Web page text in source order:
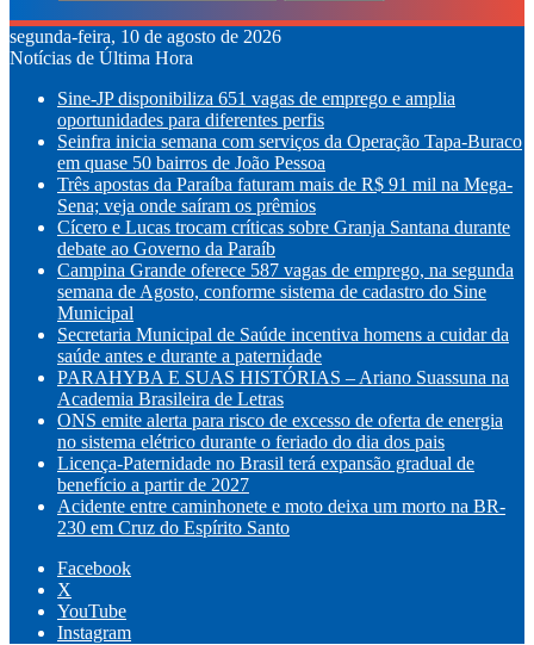
segunda-feira, 10 de agosto de 2026
Notícias de Última Hora
Sine-JP disponibiliza 651 vagas de emprego e amplia
oportunidades para diferentes perfis
Seinfra inicia semana com serviços da Operação Tapa-Buraco
em quase 50 bairros de João Pessoa
Três apostas da Paraíba faturam mais de R$ 91 mil na Mega-
Sena; veja onde saíram os prêmios
Cícero e Lucas trocam críticas sobre Granja Santana durante
debate ao Governo da Paraíb
Campina Grande oferece 587 vagas de emprego, na segunda
semana de Agosto, conforme sistema de cadastro do Sine
Municipal
Secretaria Municipal de Saúde incentiva homens a cuidar da
saúde antes e durante a paternidade
PARAHYBA E SUAS HISTÓRIAS – Ariano Suassuna na
Academia Brasileira de Letras
ONS emite alerta para risco de excesso de oferta de energia
no sistema elétrico durante o feriado do dia dos pais
Licença-Paternidade no Brasil terá expansão gradual de
benefício a partir de 2027
Acidente entre caminhonete e moto deixa um morto na BR-
230 em Cruz do Espírito Santo
Facebook
X
YouTube
Instagram